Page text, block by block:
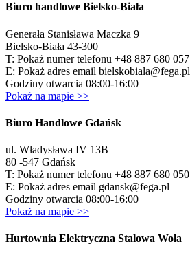
Biuro handlowe Bielsko-Biała
Generała Stanisława Maczka 9
Bielsko-Biała 43-300
T: Pokaż numer telefonu +48 887 680 057
E: Pokaż adres email bielskobiala@fega.pl
Godziny otwarcia 08:00-16:00
Pokaż na mapie >>
Biuro Handlowe Gdańsk
ul. Władysława IV 13B
80 -547 Gdańsk
T: Pokaż numer telefonu +48 887 680 050
E: Pokaż adres email gdansk@fega.pl
Godziny otwarcia 08:00-16:00
Pokaż na mapie >>
Hurtownia Elektryczna Stalowa Wola